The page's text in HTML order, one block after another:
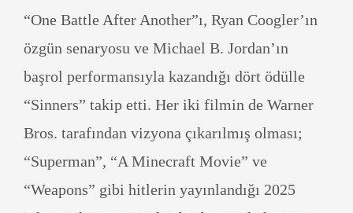
“One Battle After Another”ı, Ryan Coogler’ın
özgün senaryosu ve Michael B. Jordan’ın
başrol performansıyla kazandığı dört ödülle
“Sinners” takip etti. Her iki filmin de Warner
Bros. tarafından vizyona çıkarılmış olması;
“Superman”, “A Minecraft Movie” ve
“Weapons” gibi hitlerin yayınlandığı 2025